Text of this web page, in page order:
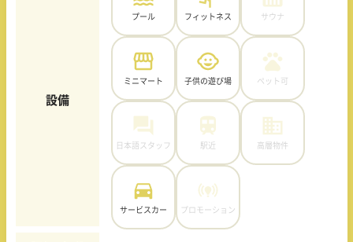
設備
プール フィットネス サウナ
ミニマート 子供の遊び場 ペット可
日本語スタッフ 駅近 高層物件
サービスカー プロモーション